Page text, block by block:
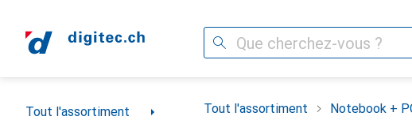
Recherche
Navigation par catégorie
Tout l'assortiment Tout l'assortiment Notebook +